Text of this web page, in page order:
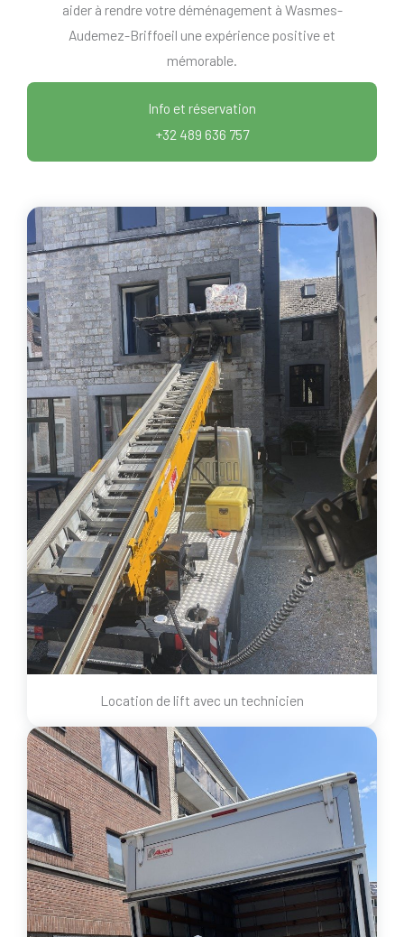
aider à rendre votre déménagement à Wasmes-
Audemez-Briffoeil une expérience positive et
mémorable.
Info et réservation
+32 489 636 757
Location de lift avec un technicien